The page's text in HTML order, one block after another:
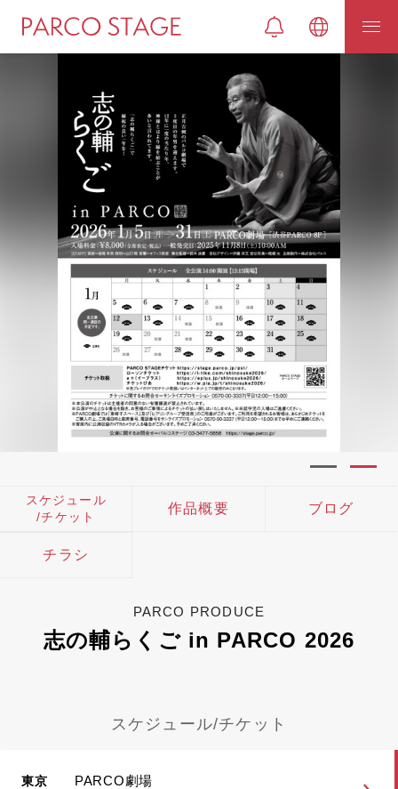
スケジュール
/チケット
作品概要 ブログ
チラシ
PARCO PRODUCE
志の輔らくご in PARCO 2026
スケジュール/チケット
東京 PARCO劇場